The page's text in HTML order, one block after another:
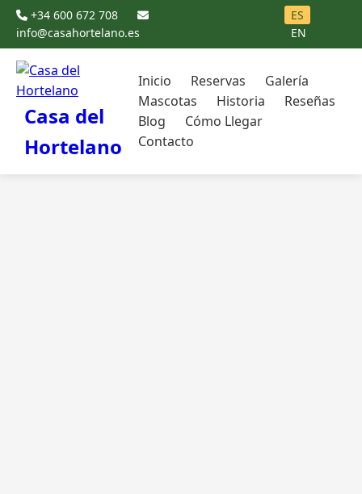
+34 600 672 708
info@casahortelano.es
ES
EN
Casa del
Hortelano
Inicio Reservas
Galería
Mascotas
Historia
Reseñas
Blog
Cómo Llegar
Contacto